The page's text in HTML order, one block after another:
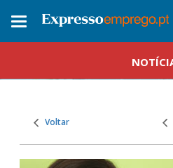
Toggle
Voltar